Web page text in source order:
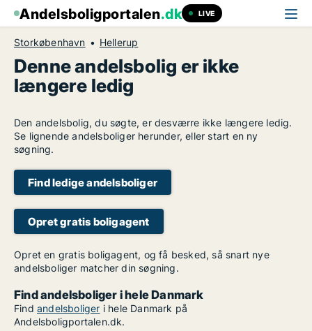
Andelsboligportalen.dk LIVE
Storkøbenhavn Hellerup
Denne andelsbolig er ikke
længere ledig
Den andelsbolig, du søgte, er desværre ikke længere ledig.
Se lignende andelsboliger herunder, eller start en ny
søgning.
Find ledige andelsboliger
Opret gratis boligagent
Opret en gratis boligagent, og få besked, så snart nye
andelsboliger matcher din søgning.
Find andelsboliger i hele Danmark
Find andelsboliger i hele Danmark på
Andelsboligportalen.dk.